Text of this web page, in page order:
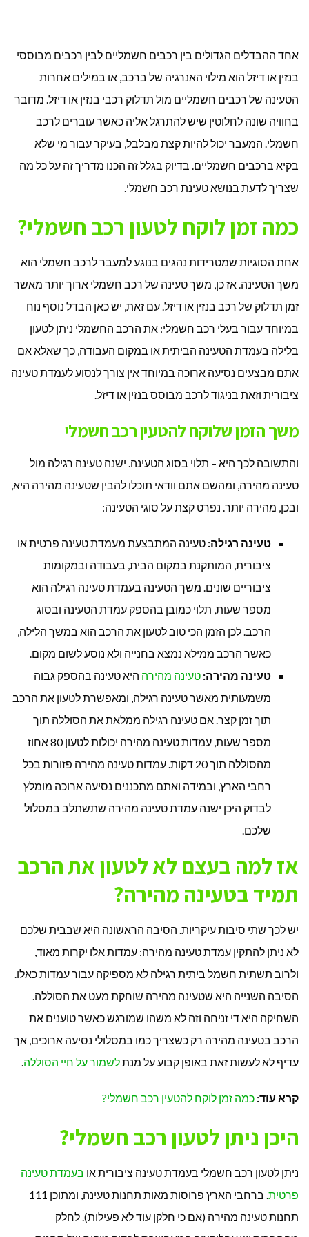
אחד ההבדלים הגדולים בין רכבים חשמליים לבין רכבים מבוססי
בנזין או דיזל הוא מילוי האנרגיה של ברכב, או במילים אחרות
הטעינה של רכבים חשמליים מול תדלוק רכבי בנזין או דיזל. מדובר
בחוויה שונה לחלוטין שיש להתרגל אליה כאשר עוברים לרכב
חשמלי. המעבר יכול להיות קצת מבלבל, בעיקר עבור מי שלא
בקיא ברכבים חשמליים. בדיוק בגלל זה הכנו מדריך זה על כל מה
שצריך לדעת בנושא טעינת רכב חשמלי.
כמה זמן לוקח לטעון רכב חשמלי?
אחת הסוגיות שמטרידות נהגים בנוגע למעבר לרכב חשמלי הוא
משך הטעינה. אז כן, משך טעינה של רכב חשמלי ארוך יותר מאשר
זמן תדלוק של רכב בנזין או דיזל. עם זאת, יש כאן הבדל נוסף נוח
במיוחד עבור בעלי רכב חשמלי: את הרכב החשמלי ניתן לטעון
בלילה בעמדת הטעינה הביתית או במקום העבודה, כך שאלא אם
אתם מבצעים נסיעה ארוכה במיוחד אין צורך לנסוע לעמדת טעינה
ציבורית וזאת בניגוד לרכב מבוסס בנזין או דיזל.
משך הזמן שלוקח להטעין רכב חשמלי
והתשובה לכך היא – תלוי בסוג הטעינה. ישנה טעינה רגילה מול
טעינה מהירה, ומהשם אתם וודאי תוכלו להבין שטעינה מהירה היא,
ובכן, מהירה יותר. נפרט קצת על סוגי הטעינה:
טעינה רגילה: טעינה המתבצעת מעמדת טעינה פרטית או
ציבורית, המותקנת במקום הבית, בעבודה ובמקומות
ציבוריים שונים. משך הטעינה בעמדת טעינה רגילה הוא
מספר שעות, תלוי כמובן בהספק עמדת הטעינה ובסוג
הרכב. לכן הזמן הכי טוב לטעון את הרכב הוא במשך הלילה,
כאשר הרכב ממילא נמצא בחנייה ולא נוסע לשום מקום.
טעינה מהירה: טעינה מהירה היא טעינה בהספק גבוה
משמעותית מאשר טעינה רגילה, ומאפשרת לטעון את הרכב
תוך זמן קצר. אם טעינה רגילה ממלאת את הסוללה תוך
מספר שעות, עמדות טעינה מהירה יכולות לטעון 80 אחוז
מהסוללה תוך 20 דקות. עמדות טעינה מהירה פזורות בכל
רחבי הארץ, ובמידה ואתם מתכננים נסיעה ארוכה מומלץ
לבדוק היכן ישנה עמדת טעינה מהירה שתשתלב במסלול
שלכם.
אז למה בעצם לא לטעון את הרכב
תמיד בטעינה מהירה?
יש לכך שתי סיבות עיקריות. הסיבה הראשונה היא שבבית שלכם
לא ניתן להתקין עמדת טעינה מהירה: עמדות אלו יקרות מאוד,
ולרוב תשתית חשמל ביתית רגילה לא מספיקה עבור עמדות כאלו.
הסיבה השנייה היא שטעינה מהירה שוחקת מעט את הסוללה.
השחיקה היא די זניחה וזה לא משהו שמורגש כאשר טוענים את
הרכב בטעינה מהירה רק כשצריך כמו במסלולי נסיעה ארוכים, אך
עדיף לא לעשות זאת באופן קבוע על מנתלשמור על חיי הסוללה.
קרא עוד: כמה זמן לוקח להטעין רכב חשמלי?
היכן ניתן לטעון רכב חשמלי?
ניתן לטעון רכב חשמלי בעמדת טעינה ציבורית או בעמדת טעינה
פרטית
. ברחבי הארץ פרוסות מאות תחנות טעינה, ומתוכן 111
תחנות טעינה מהירה (אם כי חלקן עוד לא פעילות). לחלק